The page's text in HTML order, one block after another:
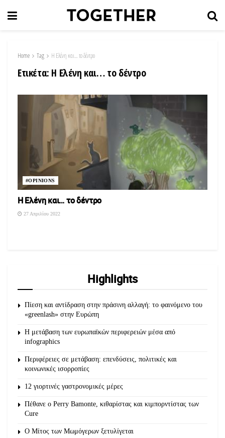
Home Tag Η Ελένη και… το δέντρο
Ετικέτα: Η Ελένη και… το δέντρο
#OPINIONS
Η Ελένη και… το δέντρο
27 Απριλίου 2022
Highlights
Πίεση και αντίδραση στην πράσινη αλλαγή: το φαινόμενο του
«greenlash» στην Ευρώπη
Η μετάβαση των ευρωπαϊκών περιφερειών μέσα από
infographics
Περιφέρειες σε μετάβαση: επενδύσεις, πολιτικές και
κοινωνικές ισορροπίες
12 γιορτινές γαστρονομικές μέρες
Πέθανε ο Perry Bamonte, κιθαρίστας και κιμπορντίστας των
Cure
O Μίτος των Μωμόγερων ξετυλίγεται